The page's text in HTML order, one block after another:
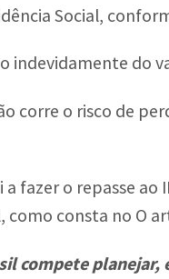
Social,
indevidamente do
corre o risco de
fazer o repasse
como consta no O
compete